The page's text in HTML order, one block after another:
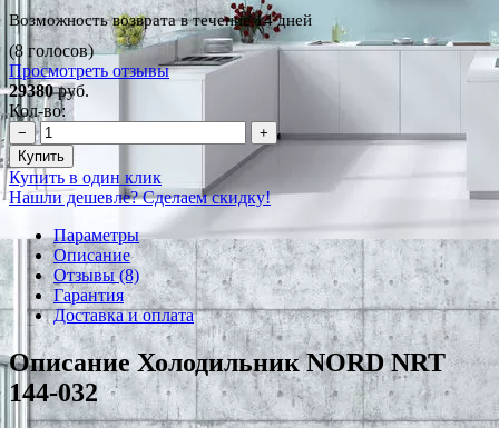
Возможность возврата в течение 14 дней
(8 голосов)
Просмотреть отзывы
29380руб.
Кол-во:
−
+
Купить
Купить в один клик
Нашли дешевле? Сделаем скидку!
Параметры
Описание
Отзывы (8)
Гарантия
Доставка и оплата
Описание Холодильник NORD NRT
144-032